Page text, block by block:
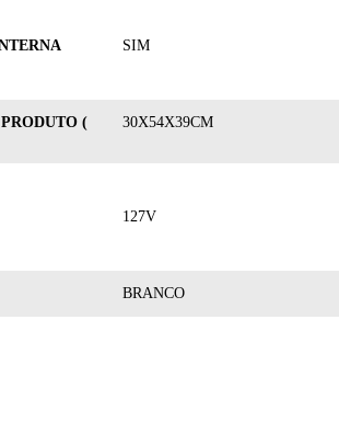
SIM
(
30X54X39CM
127V
BRANCO